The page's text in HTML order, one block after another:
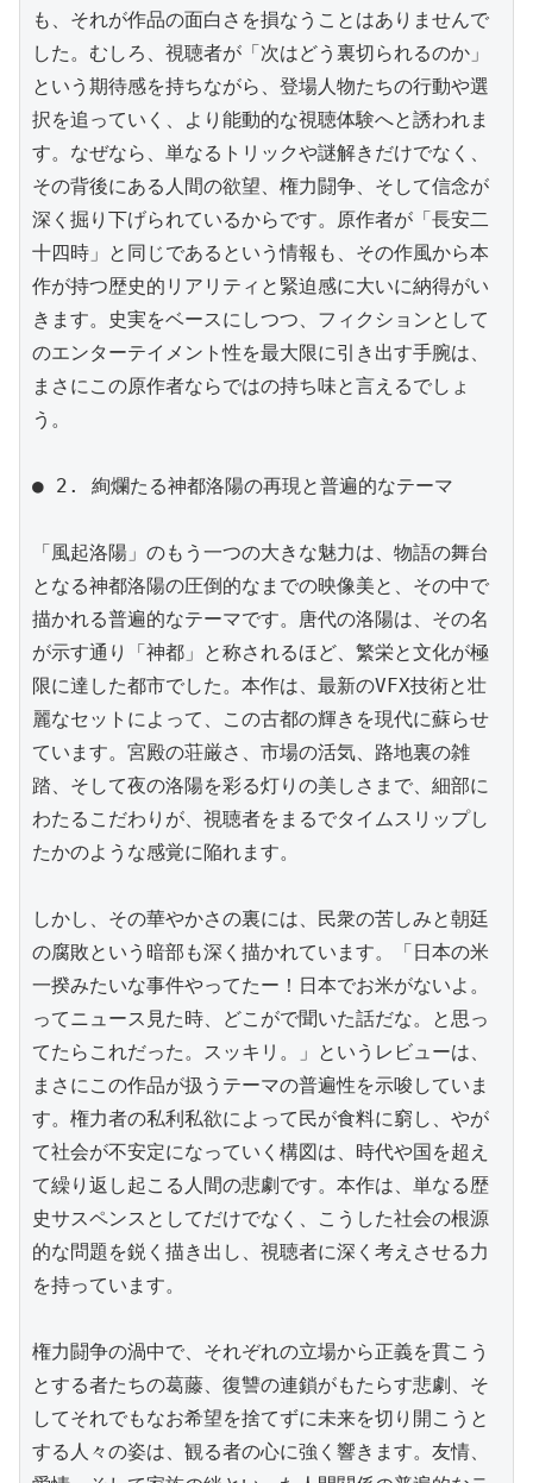
も、それが作品の面白さを損なうことはありませんで
した。むしろ、視聴者が「次はどう裏切られるのか」
という期待感を持ちながら、登場人物たちの行動や選
択を追っていく、より能動的な視聴体験へと誘われま
す。なぜなら、単なるトリックや謎解きだけでなく、
その背後にある人間の欲望、権力闘争、そして信念が
深く掘り下げられているからです。原作者が「長安二
十四時」と同じであるという情報も、その作風から本
作が持つ歴史的リアリティと緊迫感に大いに納得がい
きます。史実をベースにしつつ、フィクションとして
のエンターテイメント性を最大限に引き出す手腕は、
まさにこの原作者ならではの持ち味と言えるでしょ
う。
● 2. 絢爛たる神都洛陽の再現と普遍的なテーマ
「風起洛陽」のもう一つの大きな魅力は、物語の舞台
となる神都洛陽の圧倒的なまでの映像美と、その中で
描かれる普遍的なテーマです。唐代の洛陽は、その名
が示す通り「神都」と称されるほど、繁栄と文化が極
限に達した都市でした。本作は、最新のVFX技術と壮
麗なセットによって、この古都の輝きを現代に蘇らせ
ています。宮殿の荘厳さ、市場の活気、路地裏の雑
踏、そして夜の洛陽を彩る灯りの美しさまで、細部に
わたるこだわりが、視聴者をまるでタイムスリップし
たかのような感覚に陥れます。
しかし、その華やかさの裏には、民衆の苦しみと朝廷
の腐敗という暗部も深く描かれています。「日本の米
一揆みたいな事件やってたー！日本でお米がないよ。
ってニュース見た時、どこがで聞いた話だな。と思っ
てたらこれだった。スッキリ。」というレビューは、
まさにこの作品が扱うテーマの普遍性を示唆していま
す。権力者の私利私欲によって民が食料に窮し、やが
て社会が不安定になっていく構図は、時代や国を超え
て繰り返し起こる人間の悲劇です。本作は、単なる歴
史サスペンスとしてだけでなく、こうした社会の根源
的な問題を鋭く描き出し、視聴者に深く考えさせる力
を持っています。
権力闘争の渦中で、それぞれの立場から正義を貫こう
とする者たちの葛藤、復讐の連鎖がもたらす悲劇、そ
してそれでもなお希望を捨てずに未来を切り開こうと
する人々の姿は、観る者の心に強く響きます。友情、